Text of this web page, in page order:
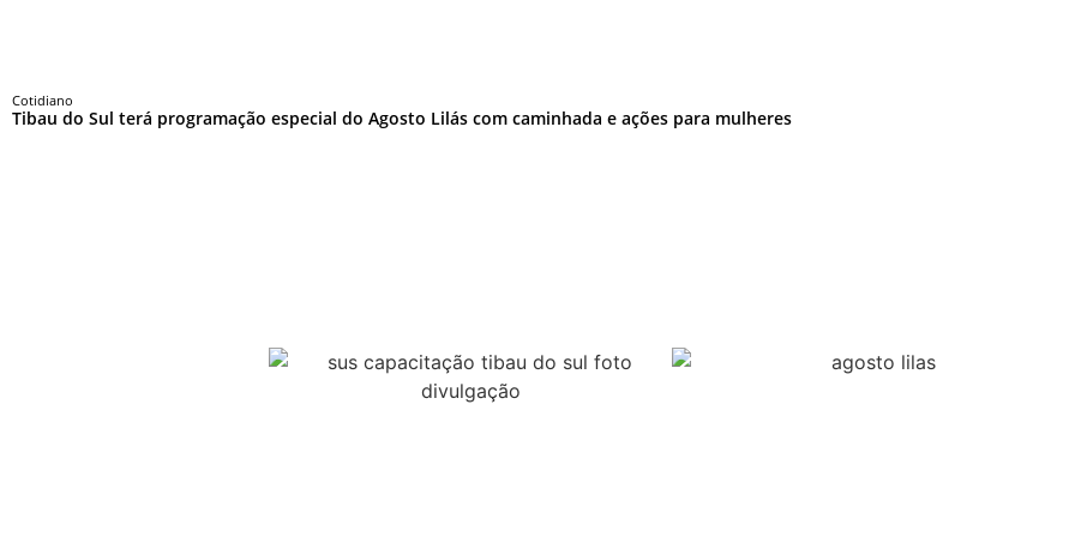
Cotidiano
Tibau do Sul terá programação especial do Agosto Lilás com caminhada e ações para mulheres